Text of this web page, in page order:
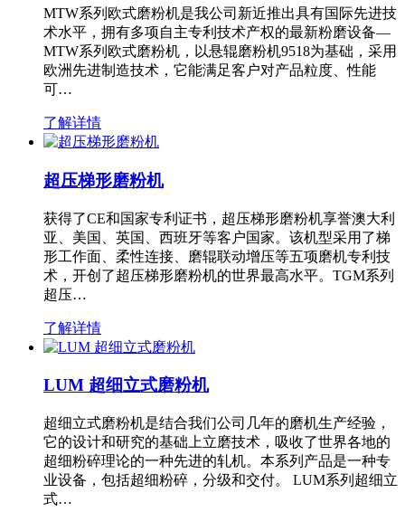
MTW系列欧式磨粉机是我公司新近推出具有国际先进技
术水平，拥有多项自主专利技术产权的最新粉磨设备—
MTW系列欧式磨粉机，以悬辊磨粉机9518为基础，采用
欧洲先进制造技术，它能满足客户对产品粒度、性能
可…
了解详情
超压梯形磨粉机
获得了CE和国家专利证书，超压梯形磨粉机享誉澳大利
亚、美国、英国、西班牙等客户国家。该机型采用了梯
形工作面、柔性连接、磨辊联动增压等五项磨机专利技
术，开创了超压梯形磨粉机的世界最高水平。TGM系列
超压…
了解详情
LUM 超细立式磨粉机
超细立式磨粉机是结合我们公司几年的磨机生产经验，
它的设计和研究的基础上立磨技术，吸收了世界各地的
超细粉碎理论的一种先进的轧机。本系列产品是一种专
业设备，包括超细粉碎，分级和交付。 LUM系列超细立
式…